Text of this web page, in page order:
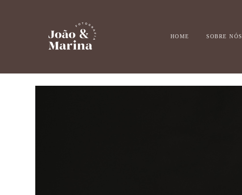
HOME SOBRE NÓS